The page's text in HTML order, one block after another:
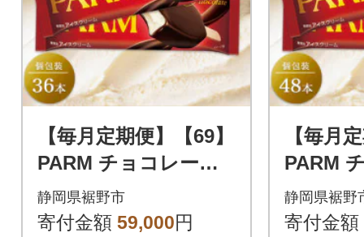
【毎月定期便】【69】
PARM チョコレート
個包装 36本全2回
静岡県裾野市
寄付金額 59,000円
【毎月
PARM
個包装
静岡県裾野
寄付金額